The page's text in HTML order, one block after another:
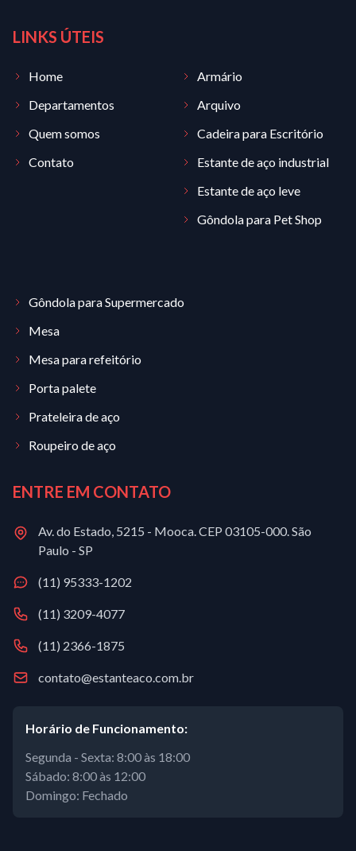
LINKS ÚTEIS
Home
Departamentos
Quem somos
Contato
Armário
Arquivo
Cadeira para Escritório
Estante de aço industrial
Estante de aço leve
Gôndola para Pet Shop
Gôndola para Supermercado
Mesa
Mesa para refeitório
Porta palete
Prateleira de aço
Roupeiro de aço
ENTRE EM CONTATO
Av. do Estado, 5215 - Mooca. CEP 03105-000. São
Paulo - SP
(11) 95333-1202
(11) 3209-4077
(11) 2366-1875
contato@estanteaco.com.br
Horário de Funcionamento:
Segunda - Sexta: 8:00 às 18:00
Sábado: 8:00 às 12:00
Domingo: Fechado